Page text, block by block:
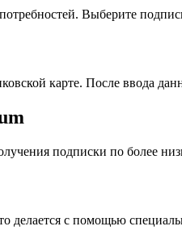
Выберите
карте. После ввода
подписки по более
с помощью